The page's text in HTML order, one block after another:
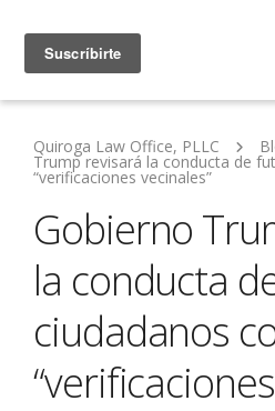
Quiroga Law Office, PLLC
Trump revisará la conducta de
“verificaciones vecinales”
Gobierno
la conducta
ciudadanos